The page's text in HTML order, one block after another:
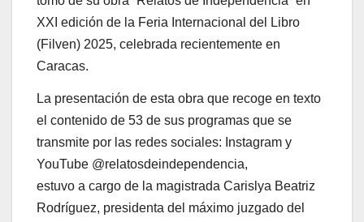
XXI edición de la Feria Internacional del Libro
(Filven) 2025, celebrada recientemente en
Caracas.
La presentación de esta obra que recoge en texto
el contenido de 53 de sus programas que se
transmite por las redes sociales: Instagram y
YouTube @relatosdeindependencia,
estuvo a cargo de la magistrada Carislya Beatriz
Rodríguez, presidenta del máximo juzgado del